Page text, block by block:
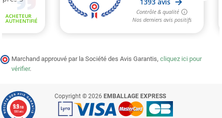
Marchand approuvé par la Société des Avis Garantis, cliquez ici pour
vérifier.
Copyright © 2026 EMBALLAGE EXPRESS
9.9/10
1393 avis